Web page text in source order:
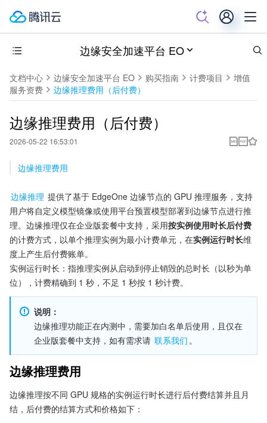
边缘安全加速平台 EO
文档中心 边缘安全加速平台 EO 购买指南 计费项目
增值
服务资费
边缘推理费用（后付费）
边缘推理费用（后付费）
2026-05-22 16:53:01
边缘推理费用
边缘推理 提供了基于 EdgeOne 边缘节点的 GPU 推理服务，支持
用户将自定义模型镜像或使用平台预置模型部署到边缘节点进行推
理。边缘推理仅在企业版套餐中支持，采用按实例使用时长后付费
的计费方式，以单个推理实例为最小计费单元，在实例运行时长维
度上产生后付费账单。
实例运行时长：指推理实例从启动到停止销毁的总时长（以秒为单
位），计费精确到 1 秒，不足 1 秒按 1 秒计费。
说明：
边缘推理功能正在内测中，需要加白名单后使用，且仅在
企业版套餐中支持，如有需求请 联系我们 。
边缘推理费用
边缘推理按不同 GPU 规格的实例运行时长进行后付费结算并且月
结，后付费的结算方式和价格如下：